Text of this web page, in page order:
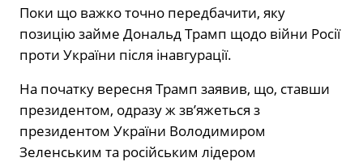
Поки що важко точно передбачити, яку
позицію займе Дональд Трамп щодо війни Росії
проти України після інавгурації.
На початку вересня Трамп заявив, що, ставши
президентом, одразу ж зв’яжеться з
президентом України Володимиром
Зеленським та російським лідером